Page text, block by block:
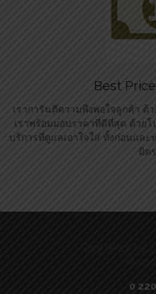
Best
เราการันตีความพึงพอใจลูกค้า
เราพร้อมมอบราคาที่ดีที่สุด ด้วย
บริการที่ดูแลเอาใจใส่ ทั้งก่อนแล
มิต
0